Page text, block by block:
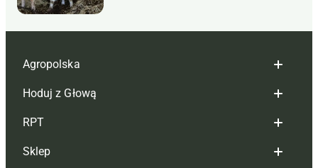
Agropolska
Redakcja
Reklama
Tagi
Hoduj z Głową
Hoduj z głową bydło
Hoduj z głową świnie
RPT
Redakcja
Sklep